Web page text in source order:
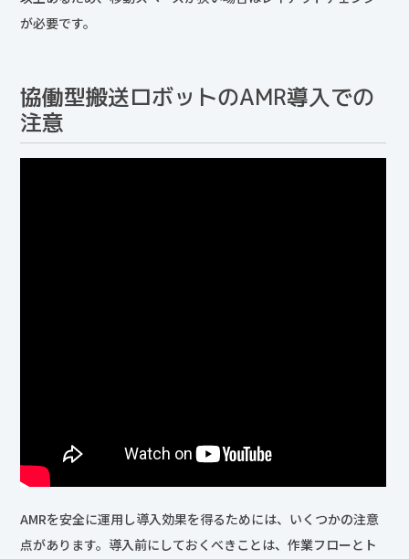
が必要です。
協働型搬送ロボットのAMR導入での
注意
AMRを安全に運用し導入効果を得るためには、いくつかの注意
点があります。導入前にしておくべきことは、作業フローとト